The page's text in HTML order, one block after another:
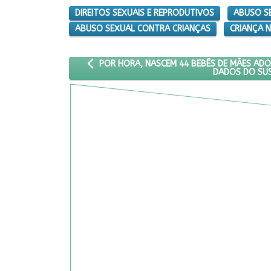
DIREITOS SEXUAIS E REPRODUTIVOS ABUSO
ABUSO SEXUAL CONTRA CRIANÇAS
CRIANÇA
ARTIGO ANTERIOR: POR HORA, NASCEM 44
POR HORA, NASCEM 44 BEBÊS DE MÃES
DADOS DO